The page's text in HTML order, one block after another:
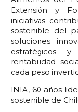
Extensión y
iniciativas
sostenible del
soluciones
estratégicos
rentabilidad
cada peso
INIA, 60 años
sostenible de